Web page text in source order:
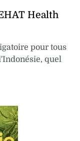
Health
pour tous
quel